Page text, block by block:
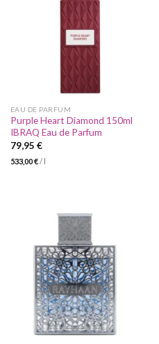
EAU DE PARFUM
Purple Heart Diamond 150ml
IBRAQ Eau de Parfum
79,95 €
533,00€/ l